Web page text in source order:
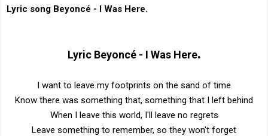
Lyric song Beyoncé - I Was Here.
Lyric Beyoncé - I Was Here.
I want to leave my footprints on the sand of time
Know there was something that, something that I left behind
When I leave this world, I'll leave no regrets
Leave something to remember, so they won't forget